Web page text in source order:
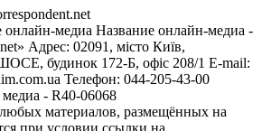
онлайн-медиа Название онлайн-медиа -
Адрес: 02091, місто Київ,
будинок 172-Б, офіс 208/1 E-mail:
Телефон: 044-205-43-00
- R40-06068
материалов, размещённых на
при условии ссылки на